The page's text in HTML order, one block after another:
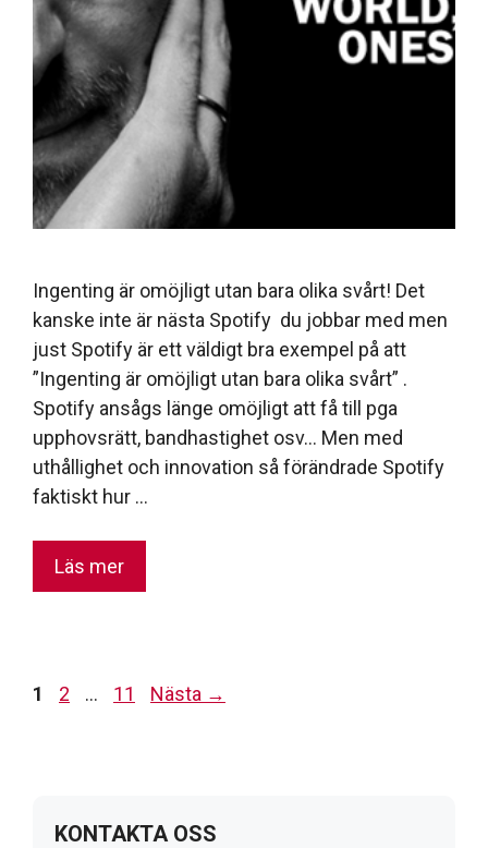
Ingenting är omöjligt utan bara olika svårt! Det
kanske inte är nästa Spotify du jobbar med men
just Spotify är ett väldigt bra exempel på att
”Ingenting är omöjligt utan bara olika svårt” .
Spotify ansågs länge omöjligt att få till pga
upphovsrätt, bandhastighet osv… Men med
uthållighet och innovation så förändrade Spotify
faktiskt hur …
Läs mer
Sida
1 Sida
2 … Sida
11 Nästa →
KONTAKTA OSS